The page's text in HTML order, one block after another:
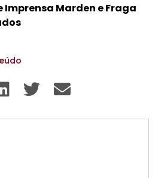
Imprensa Marden e Fraga